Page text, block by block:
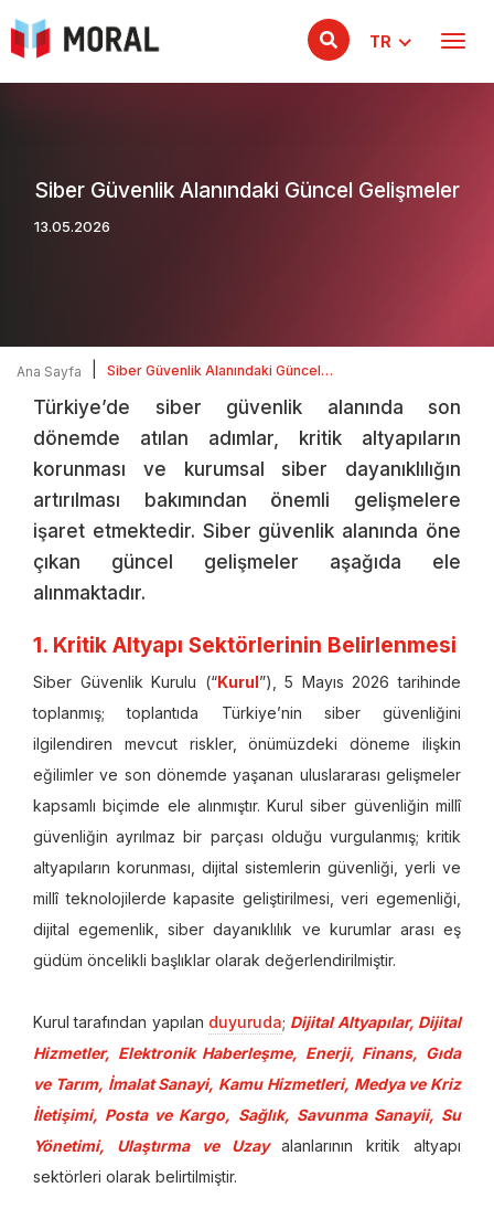
TR
Siber Güvenlik Alanındaki Güncel Gelişmeler
13.05.2026
Ana Sayfa
Siber Güvenlik Alanındaki Güncel
Türkiye’de siber güvenlik alanında son
dönemde atılan adımlar, kritik altyapıların
korunması ve kurumsal siber dayanıklılığın
artırılması bakımından önemli gelişmelere
işaret etmektedir. Siber güvenlik alanında öne
çıkan güncel gelişmeler aşağıda ele
alınmaktadır.
1. Kritik Altyapı Sektörlerinin Belirlenmesi
Siber Güvenlik Kurulu (“Kurul”), 5 Mayıs 2026 tarihinde
toplanmış; toplantıda Türkiye’nin siber güvenliğini
ilgilendiren mevcut riskler, önümüzdeki döneme ilişkin
eğilimler ve son dönemde yaşanan uluslararası gelişmeler
kapsamlı biçimde ele alınmıştır. Kurul siber güvenliğin millî
güvenliğin ayrılmaz bir parçası olduğu vurgulanmış; kritik
altyapıların korunması, dijital sistemlerin güvenliği, yerli ve
millî teknolojilerde kapasite geliştirilmesi, veri egemenliği,
dijital egemenlik, siber dayanıklılık ve kurumlar arası eş
güdüm öncelikli başlıklar olarak değerlendirilmiştir.
Kurul tarafından yapılan duyuruda; Dijital Altyapılar, Dijital
Hizmetler, Elektronik Haberleşme, Enerji, Finans, Gıda
ve Tarım, İmalat Sanayi, Kamu Hizmetleri, Medya ve Kriz
İletişimi, Posta ve Kargo, Sağlık, Savunma Sanayii, Su
Yönetimi, Ulaştırma ve Uzayalanlarının kritik altyapı
sektörleri olarak belirtilmiştir.